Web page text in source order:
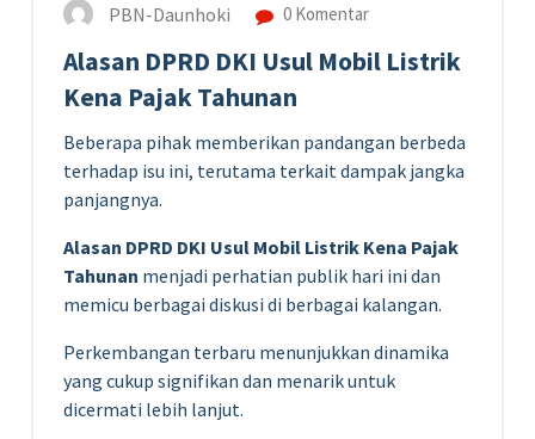
PBN-Daunhoki 0 Komentar
Alasan DPRD DKI Usul Mobil Listrik
Kena Pajak Tahunan
Beberapa pihak memberikan pandangan berbeda
terhadap isu ini, terutama terkait dampak jangka
panjangnya.
Alasan DPRD DKI Usul Mobil Listrik Kena Pajak
Tahunan menjadi perhatian publik hari ini dan
memicu berbagai diskusi di berbagai kalangan.
Perkembangan terbaru menunjukkan dinamika
yang cukup signifikan dan menarik untuk
dicermati lebih lanjut.